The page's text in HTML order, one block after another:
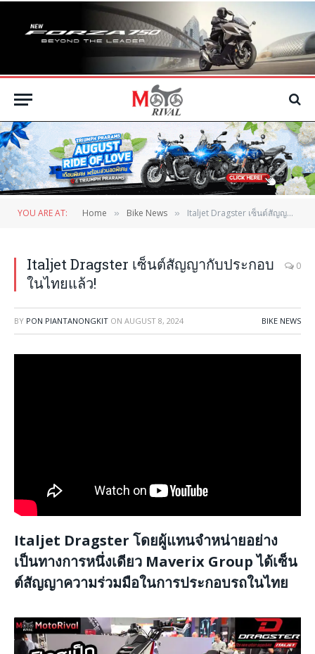
YOU ARE AT: Home » Bike News » Italjet Dragster เซ็นต์สัญญากับประกอบในไทยแล้ว!
Italjet Dragster เซ็นต์สัญญากับประกอบ
ในไทยแล้ว!
0
BY PON PIANTANONGKIT ON AUGUST 8, 2024 BIKE NEWS
Italjet Dragster โดยผู้แทนจำหน่ายอย่าง
เป็นทางการหนึ่งเดียว Maverix Group ได้เซ็น
ต์สัญญาความร่วมมือในการประกอบรถในไทย